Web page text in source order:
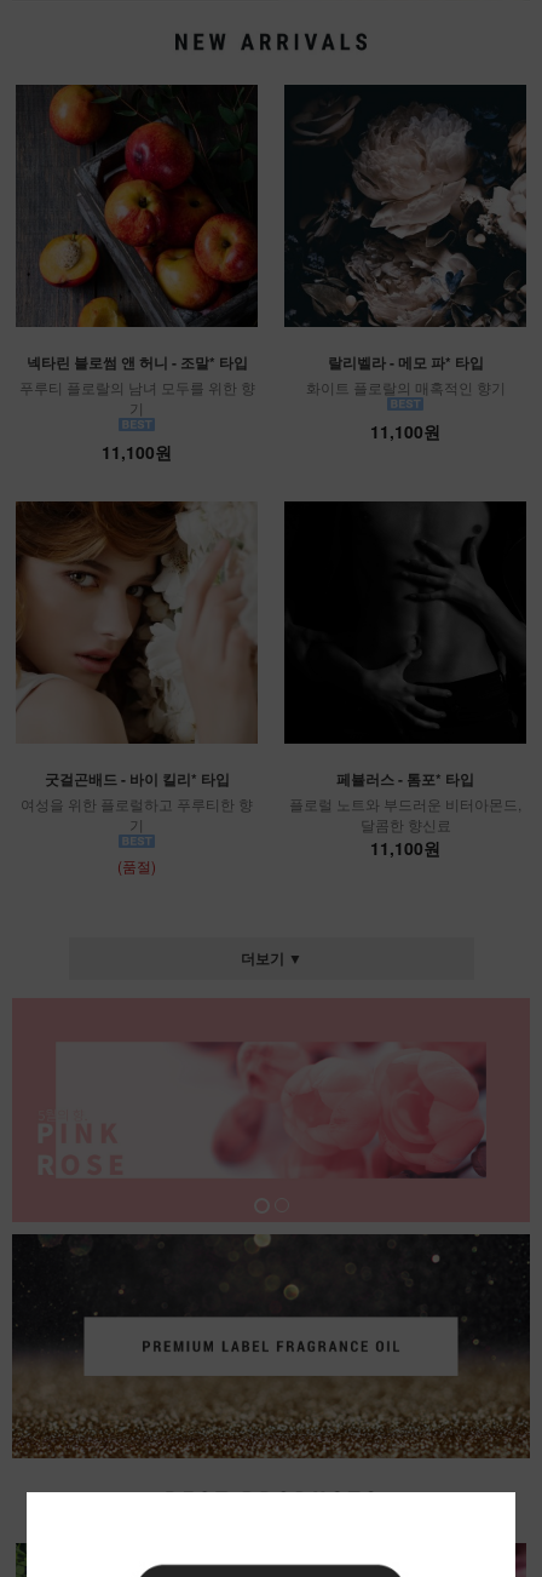
넥타린 블로썸 앤 허니 - 조말* 타입
푸루티 플로랄의 남녀 모두를 위한 향
기
11,100원
랄리벨라 - 메모 파* 타입
화이트 플로랄의 매혹적인 향기
11,100원
굿걸곤배드 - 바이 킬리* 타입
여성을 위한 플로럴하고 푸루티한 향
기
(품절)
페뷸러스 - 톰포* 타입
플로럴 노트와 부드러운 비터아몬드,
달콤한 향신료
11,100원
더보기 ▼